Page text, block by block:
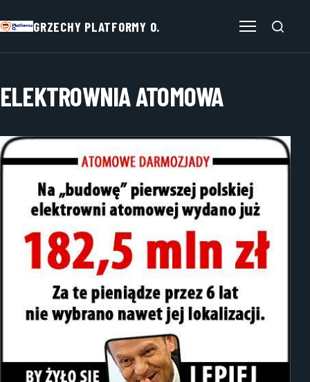
GRZECHY PLATFORMY O.
ELEKTROWNIA ATOMOWA